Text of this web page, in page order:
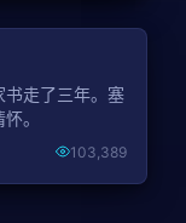
书走了三年。塞
。
103,389